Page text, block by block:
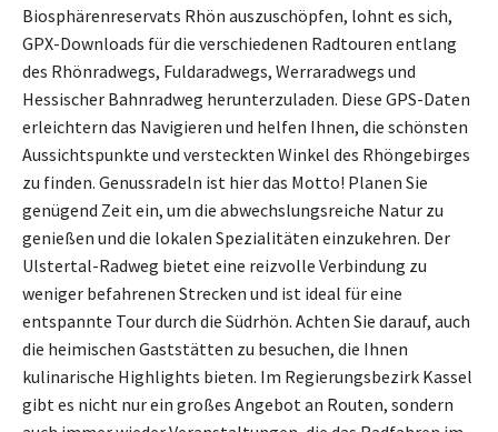
Biosphärenreservats Rhön auszuschöpfen, lohnt es sich,
GPX-Downloads für die verschiedenen Radtouren entlang
des Rhönradwegs, Fuldaradwegs, Werraradwegs und
Hessischer Bahnradweg herunterzuladen. Diese GPS-Daten
erleichtern das Navigieren und helfen Ihnen, die schönsten
Aussichtspunkte und versteckten Winkel des Rhöngebirges
zu finden. Genussradeln ist hier das Motto! Planen Sie
genügend Zeit ein, um die abwechslungsreiche Natur zu
genießen und die lokalen Spezialitäten einzukehren. Der
Ulstertal-Radweg bietet eine reizvolle Verbindung zu
weniger befahrenen Strecken und ist ideal für eine
entspannte Tour durch die Südrhön. Achten Sie darauf, auch
die heimischen Gaststätten zu besuchen, die Ihnen
kulinarische Highlights bieten. Im Regierungsbezirk Kassel
gibt es nicht nur ein großes Angebot an Routen, sondern